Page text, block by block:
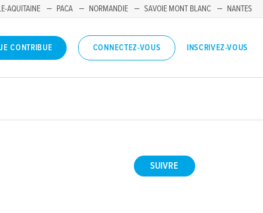
AQUITAINE PACA NORMANDIE SAVOIE MONT BLANC
NANTES
JE CONTRIBUE CONNECTEZ-VOUS INSCRIVEZ-VOUS
SUIVRE